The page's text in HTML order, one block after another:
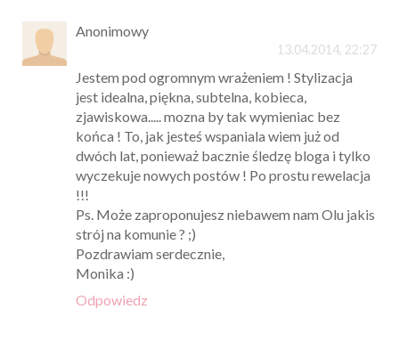
Anonimowy
13.04.2014, 22:27
Jestem pod ogromnym wrażeniem ! Stylizacja
jest idealna, piękna, subtelna, kobieca,
zjawiskowa..... mozna by tak wymieniac bez
końca ! To, jak jesteś wspaniala wiem już od
dwóch lat, ponieważ bacznie śledzę bloga i tylko
wyczekuje nowych postów ! Po prostu rewelacja
!!!
Ps. Może zaproponujesz niebawem nam Olu jakis
strój na komunie ? ;)
Pozdrawiam serdecznie,
Monika :)
Odpowiedz